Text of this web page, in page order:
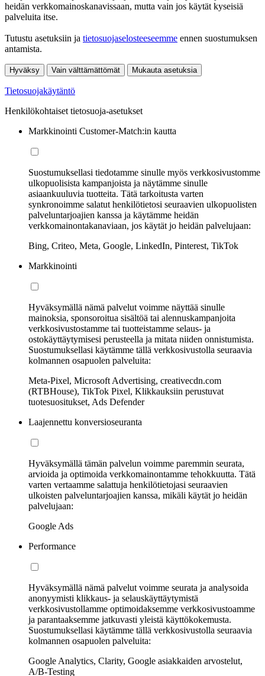
heidän verkkomainoskanavissaan, mutta vain jos käytät kyseisiä
palveluita itse.
Tutustu asetuksiin ja tietosuojaselosteeseemme ennen suostumuksen
antamista.
Hyväksy Vain välttämättömät Mukauta asetuksia
Tietosuojakäytäntö
Henkilökohtaiset tietosuoja-asetukset
Markkinointi Customer-Match:in kautta
Suostumuksellasi tiedotamme sinulle myös verkkosivustomme
ulkopuolisista kampanjoista ja näytämme sinulle
asiaankuuluvia tuotteita. Tätä tarkoitusta varten
synkronoimme salatut henkilötietosi seuraavien ulkopuolisten
palveluntarjoajien kanssa ja käytämme heidän
verkkomainontakanaviaan, jos käytät jo heidän palvelujaan:
Bing, Criteo, Meta, Google, LinkedIn, Pinterest, TikTok
Markkinointi
Hyväksymällä nämä palvelut voimme näyttää sinulle
mainoksia, sponsoroitua sisältöä tai alennuskampanjoita
verkkosivustostamme tai tuotteistamme selaus- ja
ostokäyttäytymisesi perusteella ja mitata niiden onnistumista.
Suostumuksellasi käytämme tällä verkkosivustolla seuraavia
kolmannen osapuolen palveluita:
Meta-Pixel, Microsoft Advertising, creativecdn.com
(RTBHouse), TikTok Pixel, Klikkauksiin perustuvat
tuotesuositukset, Ads Defender
Laajennettu konversioseuranta
Hyväksymällä tämän palvelun voimme paremmin seurata,
arvioida ja optimoida verkkomainontamme tehokkuutta. Tätä
varten vertaamme salattuja henkilötietojasi seuraavien
ulkoisten palveluntarjoajien kanssa, mikäli käytät jo heidän
palvelujaan:
Google Ads
Performance
Hyväksymällä nämä palvelut voimme seurata ja analysoida
anonyymisti klikkaus- ja selauskäyttäytymistä
verkkosivustollamme optimoidaksemme verkkosivustoamme
ja parantaaksemme jatkuvasti yleistä käyttökokemusta.
Suostumuksellasi käytämme tällä verkkosivustolla seuraavia
kolmannen osapuolen palveluita:
Google Analytics, Clarity, Google asiakkaiden arvostelut,
A/B-Testing